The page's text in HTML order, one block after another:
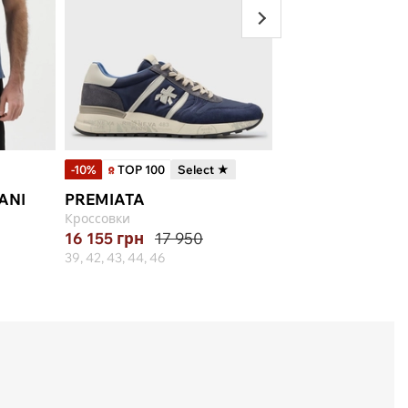
-10% TOP 100 Select ★
PREMIATA
Кроссовки
16 155 грн 17 950
39, 42, 43, 44, 46